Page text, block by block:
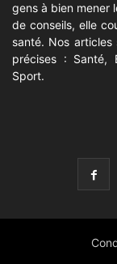
gens à bien mener
de conseils, elle
santé. Nos articles
précises : Santé,
Sport.